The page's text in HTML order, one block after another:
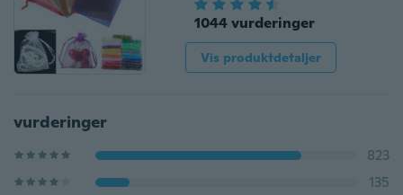
1044 vurderinger
Vis produktdetaljer
vurderinger
823
135